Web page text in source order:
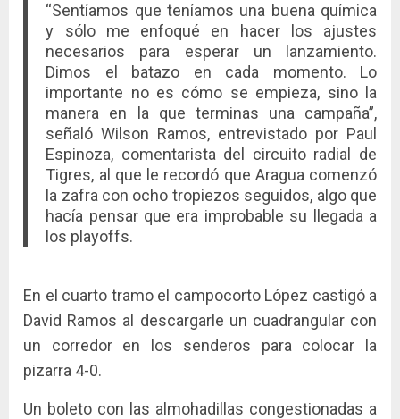
“Sentíamos que teníamos una buena química
y sólo me enfoqué en hacer los ajustes
necesarios para esperar un lanzamiento.
Dimos el batazo en cada momento. Lo
importante no es cómo se empieza, sino la
manera en la que terminas una campaña”,
señaló Wilson Ramos, entrevistado por Paul
Espinoza, comentarista del circuito radial de
Tigres, al que le recordó que Aragua comenzó
la zafra con ocho tropiezos seguidos, algo que
hacía pensar que era improbable su llegada a
los playoffs.
En el cuarto tramo el campocorto López castigó a
David Ramos al descargarle un cuadrangular con
un corredor en los senderos para colocar la
pizarra 4-0.
Un boleto con las almohadillas congestionadas a